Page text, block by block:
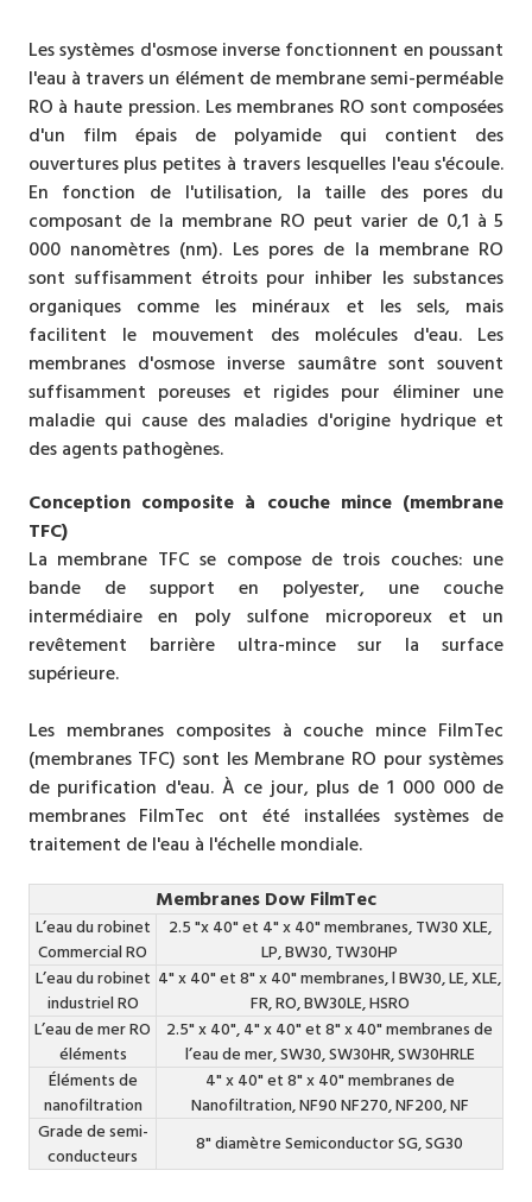
Les systèmes d'osmose inverse fonctionnent en poussant
l'eau à travers un élément de membrane semi-perméable
RO à haute pression. Les membranes RO sont composées
d'un film épais de polyamide qui contient des
ouvertures plus petites à travers lesquelles l'eau s'écoule.
En fonction de l'utilisation, la taille des pores du
composant de la membrane RO peut varier de 0,1 à 5
000 nanomètres (nm). Les pores de la membrane RO
sont suffisamment étroits pour inhiber les substances
organiques comme les minéraux et les sels, mais
facilitent le mouvement des molécules d'eau. Les
membranes d'osmose inverse saumâtre sont souvent
suffisamment poreuses et rigides pour éliminer une
maladie qui cause des maladies d'origine hydrique et
des agents pathogènes.
Conception composite à couche mince (membrane
TFC)
La membrane TFC se compose de trois couches: une
bande de support en polyester, une couche
intermédiaire en poly sulfone microporeux et un
revêtement barrière ultra-mince sur la surface
supérieure.
Les membranes composites à couche mince FilmTec
(membranes TFC) sont les Membrane RO pour systèmes
de purification d'eau. À ce jour, plus de 1 000 000 de
membranes FilmTec ont été installées systèmes de
traitement de l'eau à l'échelle mondiale.
Membranes Dow FilmTec
L’eau du robinet
Commercial RO
2.5 "x 40" et 4" x 40" membranes, TW30 XLE,
LP, BW30, TW30HP
L’eau du robinet
industriel RO
4" x 40" et 8" x 40" membranes, l BW30, LE, XLE,
FR, RO, BW30LE, HSRO
L’eau de mer RO
éléments
2.5" x 40", 4" x 40" et 8" x 40" membranes de
l’eau de mer, SW30, SW30HR, SW30HRLE
Éléments de
nanofiltration
4" x 40" et 8" x 40" membranes de
Nanofiltration, NF90 NF270, NF200, NF
Grade de semi-
conducteurs
8" diamètre Semiconductor SG, SG30